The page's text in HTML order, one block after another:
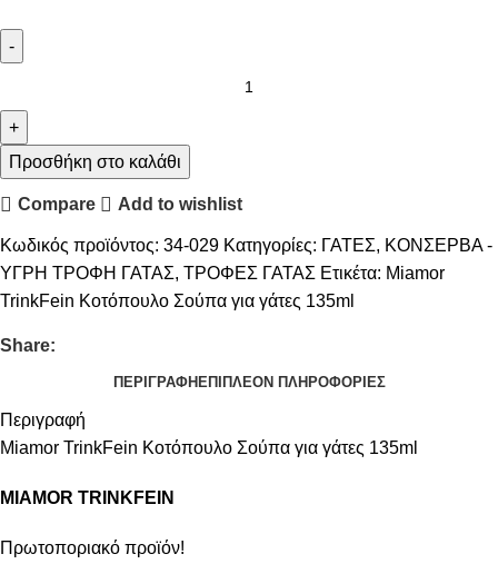
Προσθήκη στο καλάθι
Compare Add to wishlist
Κωδικός προϊόντος: 34-029 Κατηγορίες: ΓΑΤΕΣ, ΚΟΝΣΕΡΒΑ -
ΥΓΡΗ ΤΡΟΦΗ ΓΑΤΑΣ, ΤΡΟΦΕΣ ΓΑΤΑΣ Ετικέτα: Miamor
TrinkFein Κοτόπουλο Σούπα για γάτες 135ml
Share:
ΠΕΡΙΓΡΑΦΉ ΕΠΙΠΛΈΟΝ ΠΛΗΡΟΦΟΡΊΕΣ
Περιγραφή
Miamor TrinkFein Κοτόπουλο Σούπα για γάτες 135ml
MIAMOR TRINKFEIN
Πρωτοποριακό προϊόν!